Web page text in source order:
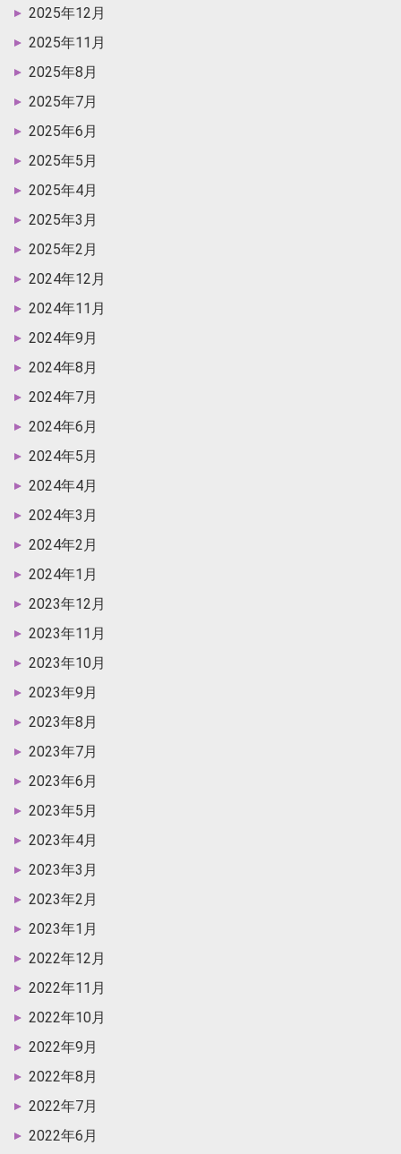
2025年12月
2025年11月
2025年8月
2025年7月
2025年6月
2025年5月
2025年4月
2025年3月
2025年2月
2024年12月
2024年11月
2024年9月
2024年8月
2024年7月
2024年6月
2024年5月
2024年4月
2024年3月
2024年2月
2024年1月
2023年12月
2023年11月
2023年10月
2023年9月
2023年8月
2023年7月
2023年6月
2023年5月
2023年4月
2023年3月
2023年2月
2023年1月
2022年12月
2022年11月
2022年10月
2022年9月
2022年8月
2022年7月
2022年6月